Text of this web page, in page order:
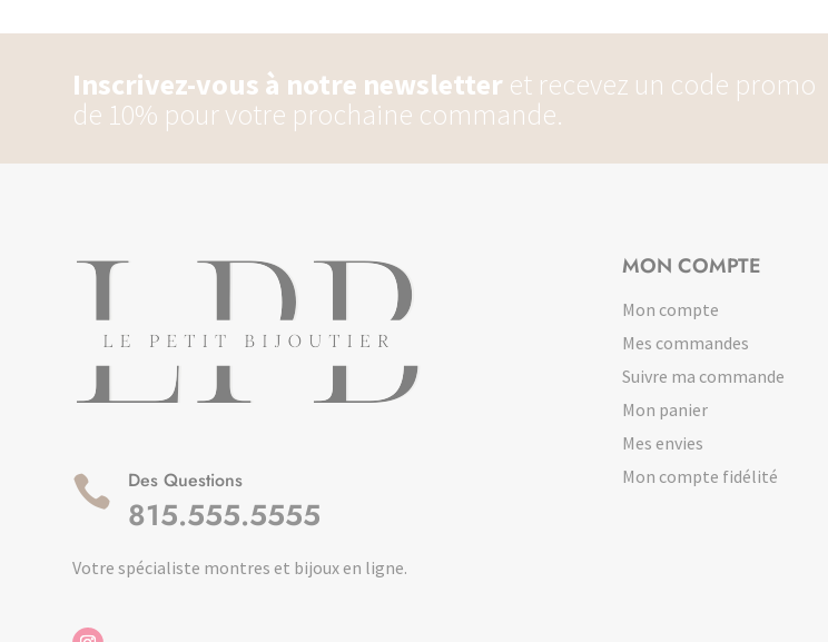
Inscrivez-vous à notre newsletteret recevez un code promo
de 10% pour votre prochaine commande.
 Des Questions
815.555.5555
Votre spécialiste montres et bijoux en ligne.
MON COMPTE
Mon compte
Mes commandes
Suivre ma commande
Mon panier
Mes envies
Mon compte fidélité